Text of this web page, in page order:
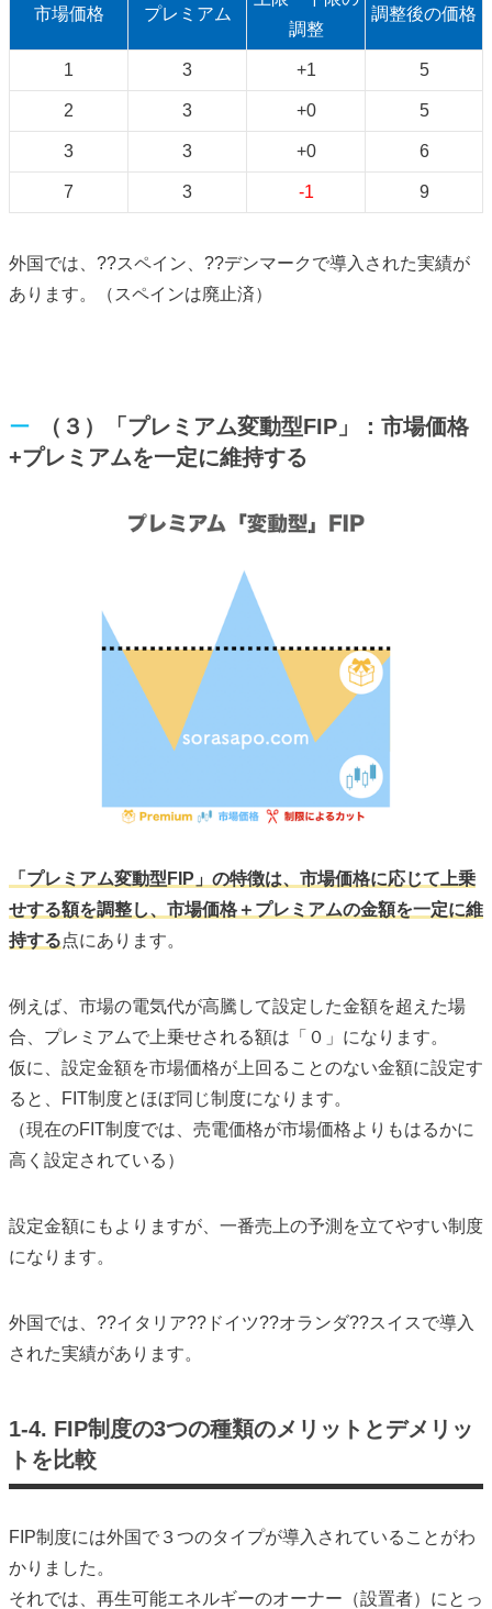
市場価格 プレミアム
調整
調整後の価格
1 3 +1 5
2 3 +0 5
3 3 +0 6
7 3 -1 9
外国では、??スペイン、??デンマークで導入された実績が
あります。（スペインは廃止済）
（３）「プレミアム変動型FIP」：市場価格
+プレミアムを一定に維持する
「プレミアム変動型FIP」の特徴は、市場価格に応じて上乗
せする額を調整し、市場価格＋プレミアムの金額を一定に維
持する点にあります。
例えば、市場の電気代が高騰して設定した金額を超えた場
合、プレミアムで上乗せされる額は「０」になります。
仮に、設定金額を市場価格が上回ることのない金額に設定す
ると、FIT制度とほぼ同じ制度になります。
（現在のFIT制度では、売電価格が市場価格よりもはるかに
高く設定されている）
設定金額にもよりますが、一番売上の予測を立てやすい制度
になります。
外国では、??イタリア??ドイツ??オランダ??スイスで導入
された実績があります。
1-4. FIP制度の3つの種類のメリットとデメリッ
トを比較
FIP制度には外国で３つのタイプが導入されていることがわ
かりました。
それでは、再生可能エネルギーのオーナー（設置者）にとっ